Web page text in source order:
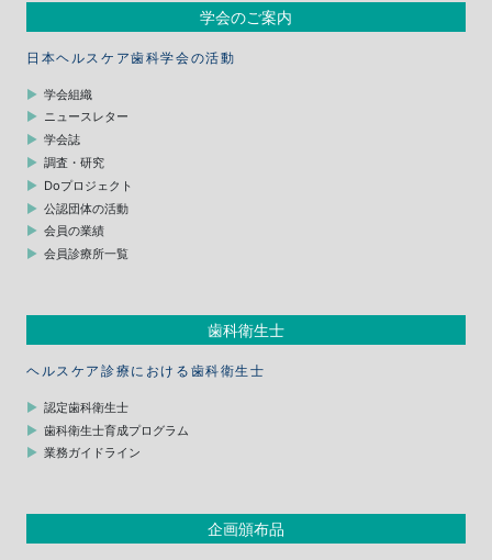
学会のご案内
日本ヘルスケア歯科学会の活動
学会組織
ニュースレター
学会誌
調査・研究
Doプロジェクト
公認団体の活動
会員の業績
会員診療所一覧
歯科衛生士
ヘルスケア診療における歯科衛生士
認定歯科衛生士
歯科衛生士育成プログラム
業務ガイドライン
企画頒布品